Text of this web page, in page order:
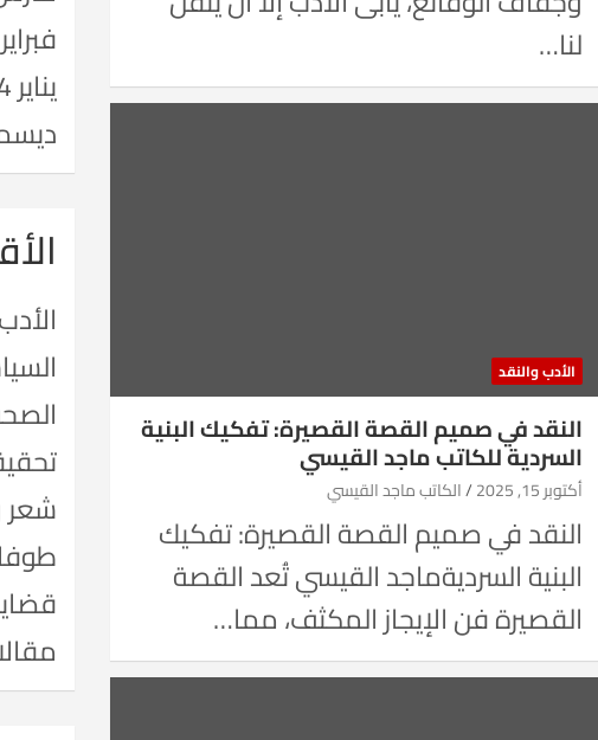
لنا…
الأدب والنقد
النقد في صميم القصة القصيرة: تفكيك البنية
السردية للكاتب ماجد القيسي
أكتوبر 15, 2025 الكاتب ماجد القيسي
النقد في صميم القصة القصيرة: تفكيك
البنية السرديةماجد القيسي تُعد القصة
القصيرة فن الإيجاز المكثف، مما…
فبراير 2024
يناير 2024
ديسمبر
شعر